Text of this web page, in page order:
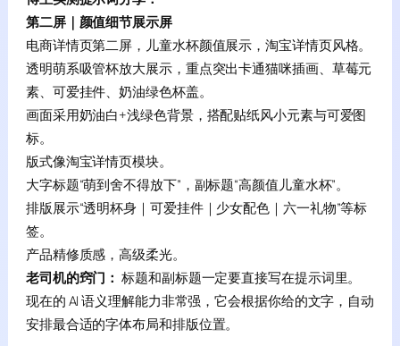
第二屏｜颜值细节展示屏
电商详情页第二屏，儿童水杯颜值展示，淘宝详情页风格。
透明萌系吸管杯放大展示，重点突出卡通猫咪插画、草莓元
素、可爱挂件、奶油绿色杯盖。
画面采用奶油白+浅绿色背景，搭配贴纸风小元素与可爱图
标。
版式像淘宝详情页模块。
大字标题“萌到舍不得放下”，副标题“高颜值儿童水杯”。
排版展示“透明杯身｜可爱挂件｜少女配色｜六一礼物”等标
签。
产品精修质感，高级柔光。
老司机的窍门： 标题和副标题一定要直接写在提示词里。
现在的 AI 语义理解能力非常强，它会根据你给的文字，自动
安排最合适的字体布局和排版位置。